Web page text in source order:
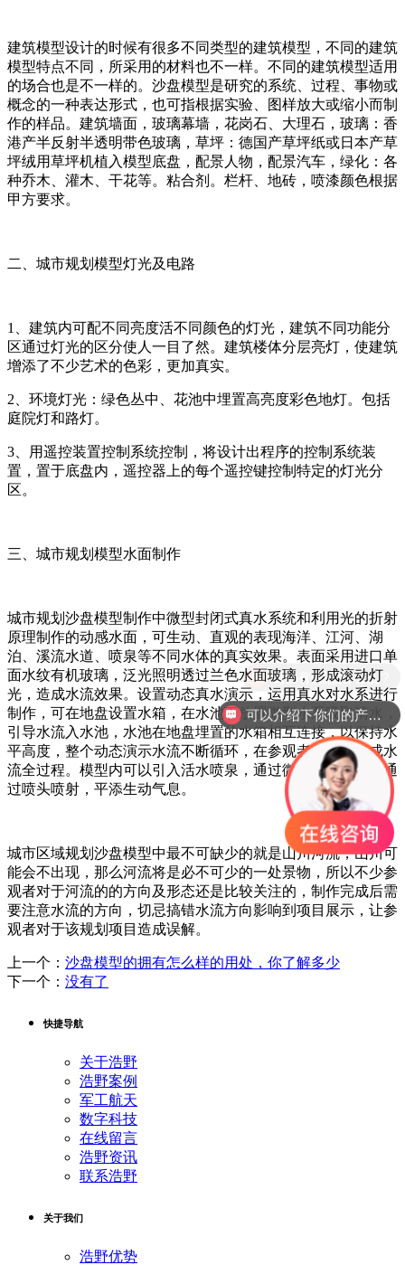
建筑模型设计的时候有很多不同类型的建筑模型，不同的建筑
模型特点不同，所采用的材料也不一样。不同的建筑模型适用
的场合也是不一样的。沙盘模型是研究的系统、过程、事物或
概念的一种表达形式，也可指根据实验、图样放大或缩小而制
作的样品。建筑墙面，玻璃幕墙，花岗石、大理石，玻璃：香
港产半反射半透明带色玻璃，草坪：德国产草坪纸或日本产草
坪绒用草坪机植入模型底盘，配景人物，配景汽车，绿化：各
种乔木、灌木、干花等。粘合剂。栏杆、地砖，喷漆颜色根据
甲方要求。
二、城市规划模型灯光及电路
1、建筑内可配不同亮度活不同颜色的灯光，建筑不同功能分
区通过灯光的区分使人一目了然。建筑楼体分层亮灯，使建筑
增添了不少艺术的色彩，更加真实。
2、环境灯光：绿色丛中、花池中埋置高亮度彩色地灯。包括
庭院灯和路灯。
3、用遥控装置控制系统控制，将设计出程序的控制系统装
置，置于底盘内，遥控器上的每个遥控键控制特定的灯光分
区。
三、城市规划模型水面制作
城市规划沙盘模型制作中微型封闭式真水系统和利用光的折射
原理制作的动感水面，可生动、直观的表现海洋、江河、湖
泊、溪流水道、喷泉等不同水体的真实效果。表面采用进口单
面水纹有机玻璃，泛光照明透过兰色水面玻璃，形成滚动灯
光，造成水流效果。设置动态真水演示，运用真水对水系进行
制作，可在地盘设置水箱，在水池下放置微型水泵吸取清水，
引导水流入水池，水池在地盘埋置的水箱相互连接，以保持水
平高度，整个动态演示水流不断循环，在参观者眼中，形成水
流全过程。模型内可以引入活水喷泉，通过微型水泵，使水通
过喷头喷射，平添生动气息。
城市区域规划沙盘模型中最不可缺少的就是山川河流，山川可
能会不出现，那么河流将是必不可少的一处景物，所以不少参
观者对于河流的的方向及形态还是比较关注的，制作完成后需
要注意水流的方向，切忌搞错水流方向影响到项目展示，让参
观者对于该规划项目造成误解。
上一个： 沙盘模型的拥有怎么样的用处，你了解多少
下一个： 没有了
快捷导航
关于浩野
浩野案例
军工航天
数字科技
在线留言
浩野资讯
联系浩野
关于我们
浩野优势
可以介绍下你们的产品么？
现在有优惠活动么？